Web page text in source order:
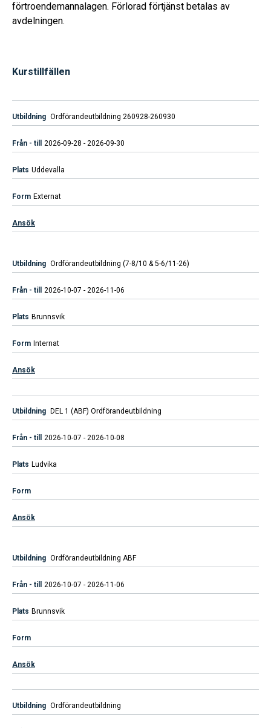
förtroendemannalagen. Förlorad förtjänst betalas av
avdelningen.
Kurstillfällen
Ordförandeutbildning 260928-260930
2026-09-28 - 2026-09-30
Uddevalla
Externat
Ansök
Ordförandeutbildning (7-8/10 & 5-6/11-26)
2026-10-07 - 2026-11-06
Brunnsvik
Internat
Ansök
DEL 1 (ABF) Ordförandeutbildning
2026-10-07 - 2026-10-08
Ludvika
Ansök
Ordförandeutbildning ABF
2026-10-07 - 2026-11-06
Brunnsvik
Ansök
Ordförandeutbildning